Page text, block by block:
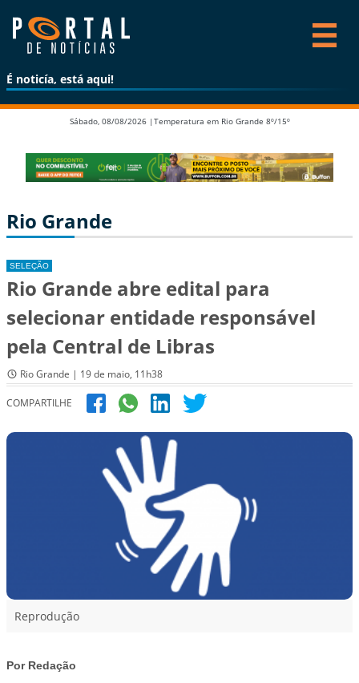
É noticía, está aqui!
Sábado, 08/08/2026 | Temperatura em Rio Grande 8º/15º
Rio Grande
SELEÇÃO
Rio Grande abre edital para
selecionar entidade responsável
pela Central de Libras
Rio Grande | 19 de maio, 11h38
COMPARTILHE
Reprodução
Por Redação